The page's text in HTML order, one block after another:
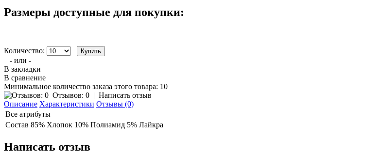
Размеры доступные для покупки:
Количество:
- или -
В закладки
В сравнение
Минимальное количество заказа этого товара: 10
Отзывов: 0 | Написать отзыв
Описание Характеристики Отзывы (0)
Все атрибуты
Состав 85% Хлопок 10% Полиамид 5% Лайкра
Написать отзыв